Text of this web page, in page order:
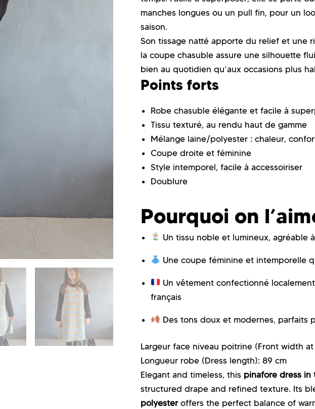
manches longues ou un pull fin, pour un
saison.
Son tissage natté apporte du relief et une
la coupe chasuble assure une silhouette
bien au quotidien qu’aux occasions plus
Points forts
Robe chasuble élégante et facile à
Tissu texturé, au rendu haut de gamme
Mélange laine/polyester : chaleur,
Coupe droite et féminine
Style intemporel, facile à accessoiriser
Doublure
Pourquoi on
Un tissu noble et lumineux, agréable
Une coupe féminine et intemporelle
Un vêtement confectionné
français
Des tons doux et modernes, parfaits
Largeur face niveau poitrine (Front width
Longueur robe (Dress length): 89 cm
Elegant and timeless, this pinafore dress
structured drape and refined texture. Its
polyesteroffers the perfect balance of